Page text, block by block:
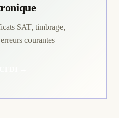
SAT, timbrage,
courantes